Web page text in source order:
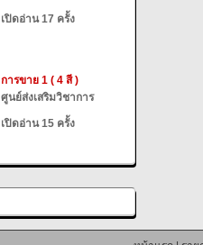
เปิดอ่าน 17 ครั้ง
การขาย 1 ( 4 สี )
ศูนย์ส่งเสริมวิชาการ
เปิดอ่าน 15 ครั้ง